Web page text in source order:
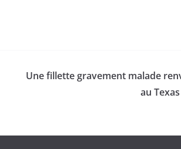
Une fillette gravement malade
au